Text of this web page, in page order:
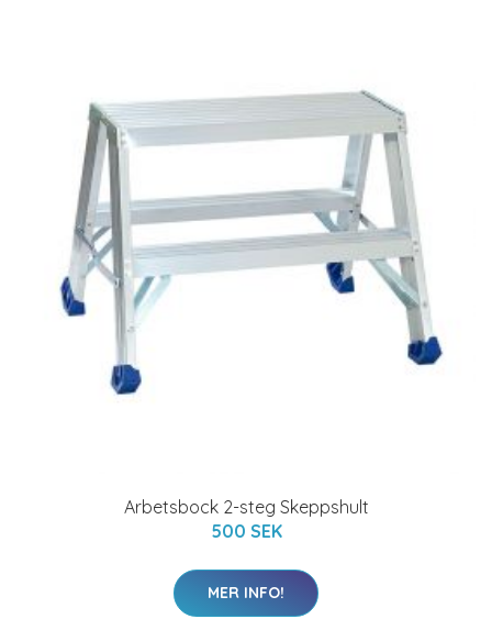
Arbetsbock 2-steg Skeppshult
500 SEK
MER INFO!